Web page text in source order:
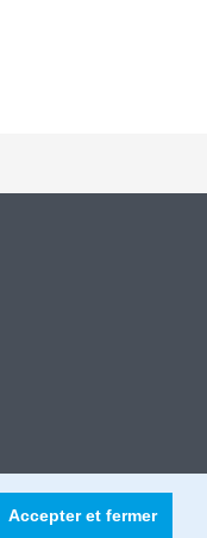
Accepter et fermer